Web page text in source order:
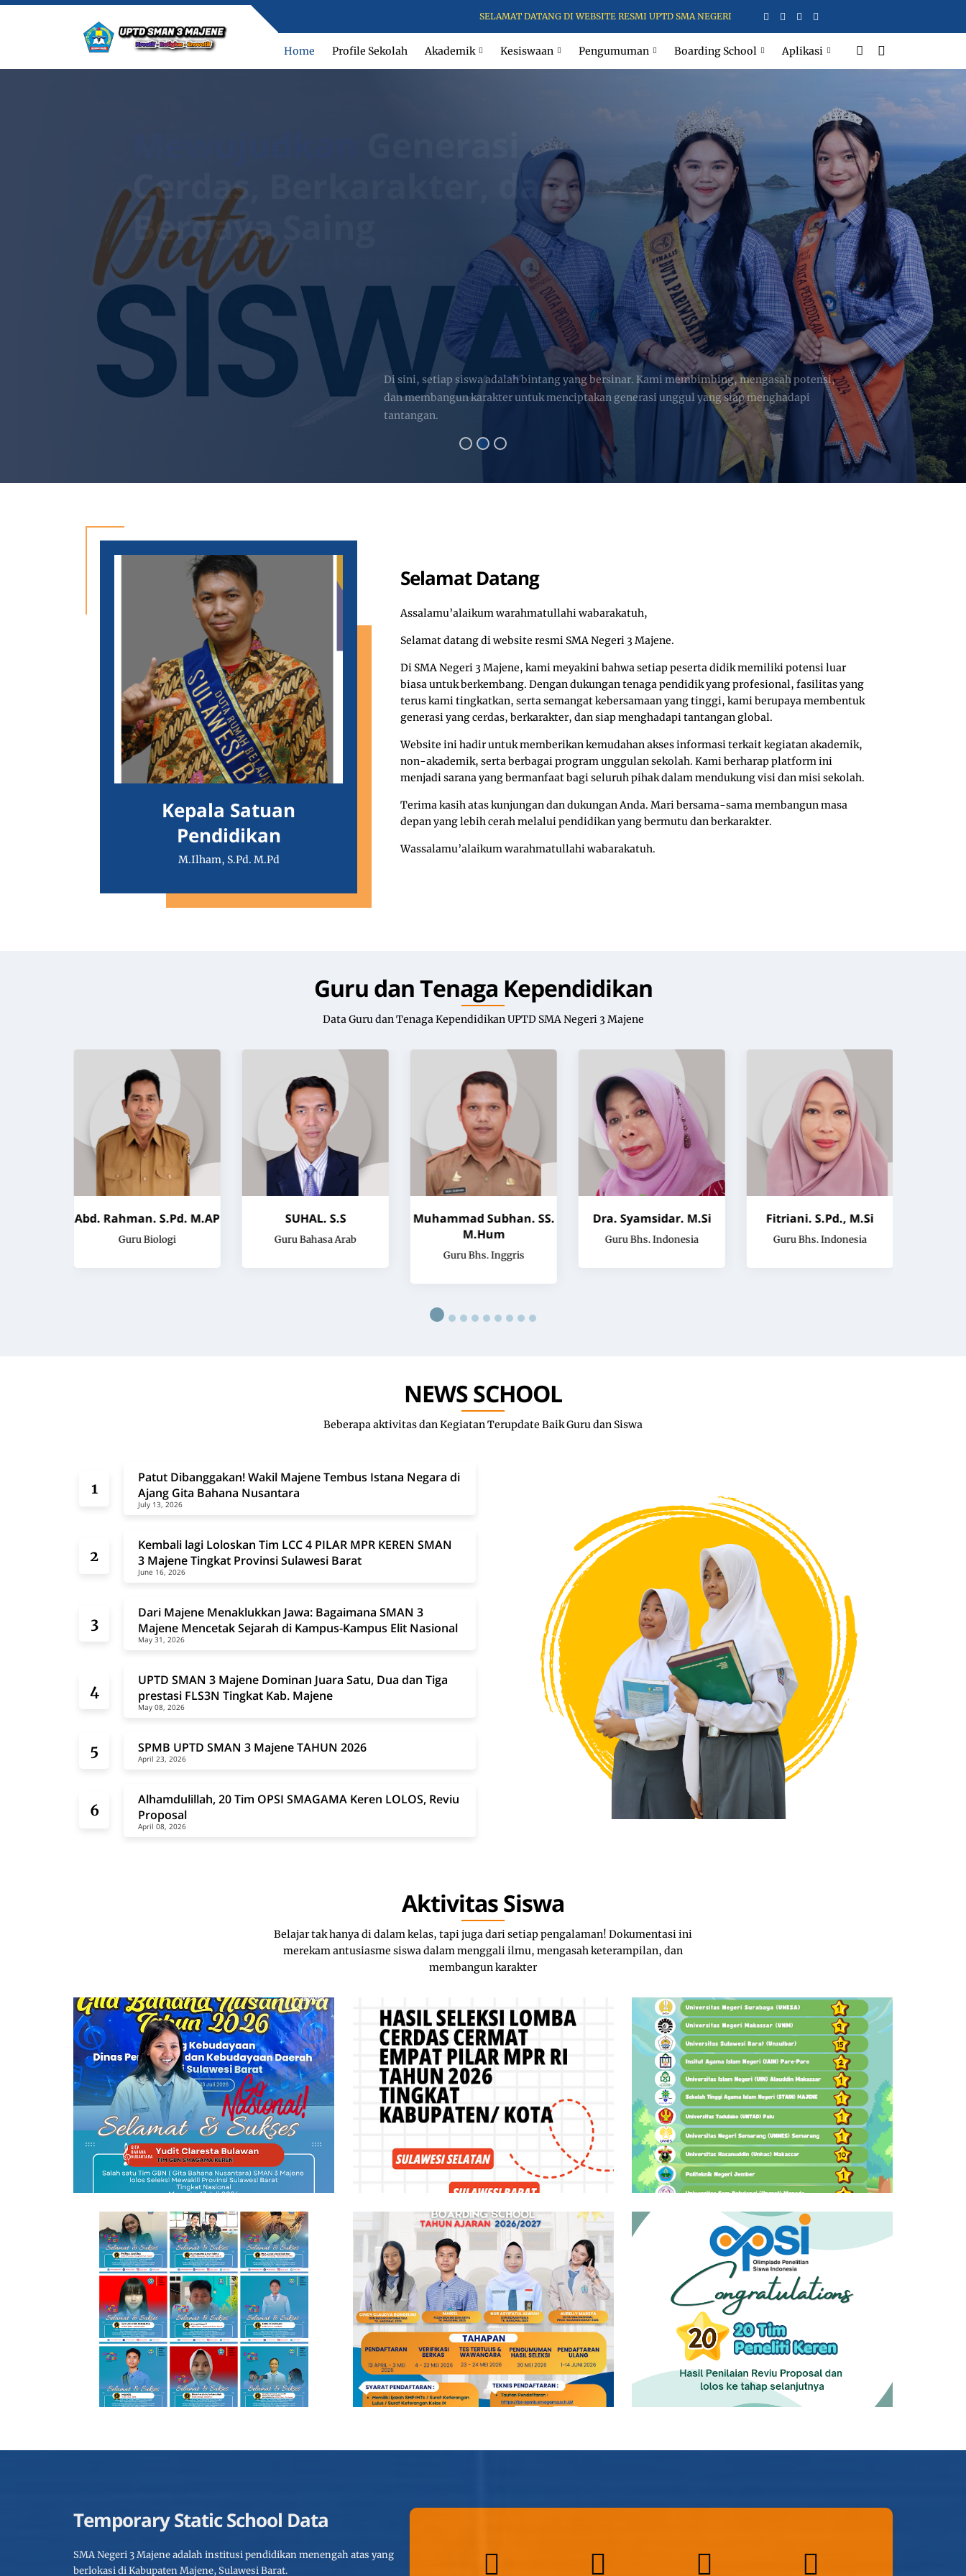
SELAMAT DATANG DI WEBSITE RESMI UPTD SMA NEGERI 3 MAJENE - KREATIF, RELIGIUS, INOVATIF
Home Profile Sekolah Akademik Kesiswaan Pengumuman Boarding School Aplikasi
Mewujudkan
Generasi
Cerdas, Berkarakter, dan
Berdaya Saing
Di sini, setiap siswa adalah bintang yang bersinar. Kami membimbing, mengasah potensi,
dan membangun karakter untuk menciptakan generasi unggul yang siap menghadapi
Kepala Satuan
Pendidikan
M.Ilham, S.Pd. M.Pd
Selamat Datang
Assalamu’alaikum warahmatullahi wabarakatuh,
Selamat datang di website resmi SMA Negeri 3 Majene.
Di SMA Negeri 3 Majene, kami meyakini bahwa setiap peserta didik memiliki potensi luar
biasa untuk berkembang. Dengan dukungan tenaga pendidik yang profesional, fasilitas yang
terus kami tingkatkan, serta semangat kebersamaan yang tinggi, kami berupaya membentuk
generasi yang cerdas, berkarakter, dan siap menghadapi tantangan global.
Website ini hadir untuk memberikan kemudahan akses informasi terkait kegiatan akademik,
non-akademik, serta berbagai program unggulan sekolah. Kami berharap platform ini
menjadi sarana yang bermanfaat bagi seluruh pihak dalam mendukung visi dan misi sekolah.
Terima kasih atas kunjungan dan dukungan Anda. Mari bersama-sama membangun masa
depan yang lebih cerah melalui pendidikan yang bermutu dan berkarakter.
Wassalamu’alaikum warahmatullahi wabarakatuh.
Guru dan Tenaga Kependidikan
Data Guru dan Tenaga Kependidikan UPTD SMA Negeri 3 Majene
Abd. Rahman. S.Pd. M.AP
Guru Biologi
SUHAL. S.S
Guru Bahasa Arab
Muhammad Subhan. SS.
M.Hum
Guru Bhs. Inggris
Dra. Syamsidar. M.Si
Guru Bhs. Indonesia
Fitriani. S.Pd., M.Si
Guru Bhs. Indonesia
NEWS SCHOOL
Beberapa aktivitas dan Kegiatan Terupdate Baik Guru dan Siswa
Patut Dibanggakan! Wakil Majene Tembus Istana Negara di
Ajang Gita Bahana Nusantara
July 13, 2026
Kembali lagi Loloskan Tim LCC 4 PILAR MPR KEREN SMAN
3 Majene Tingkat Provinsi Sulawesi Barat
June 16, 2026
Dari Majene Menaklukkan Jawa: Bagaimana SMAN 3
Majene Mencetak Sejarah di Kampus-Kampus Elit Nasional
May 31, 2026
UPTD SMAN 3 Majene Dominan Juara Satu, Dua dan Tiga
prestasi FLS3N Tingkat Kab. Majene
May 08, 2026
SPMB UPTD SMAN 3 Majene TAHUN 2026
April 23, 2026
Alhamdulillah, 20 Tim OPSI SMAGAMA Keren LOLOS, Reviu
Proposal
April 08, 2026
Aktivitas Siswa
Belajar tak hanya di dalam kelas, tapi juga dari setiap pengalaman! Dokumentasi ini
merekam antusiasme siswa dalam menggali ilmu, mengasah keterampilan, dan
membangun karakter
Temporary Static School Data
SMA Negeri 3 Majene adalah institusi pendidikan menengah atas yang
berlokasi di Kabupaten Majene, Sulawesi Barat.